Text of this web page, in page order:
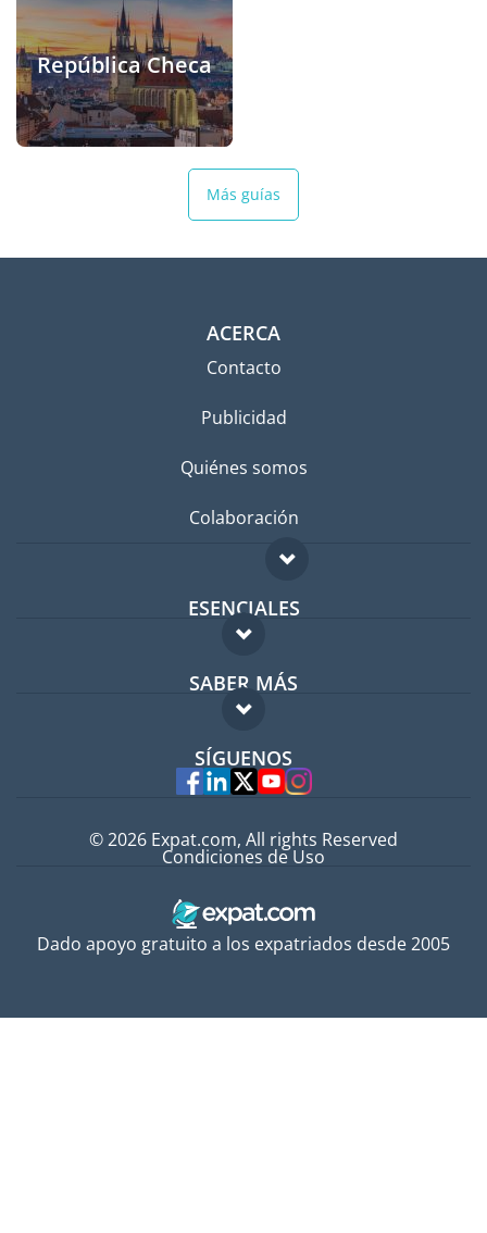
República Checa
Más guías
ACERCA
Contacto
Publicidad
Quiénes somos
Colaboración
ESENCIALES
Foro para expatriados
Guía para expatriados
Trabajos en el extranjero
SABER MÁS
FAQ
Expertos
SÍGUENOS
Dado apoyo gratuito a los expatriados desde 2005
© 2026 Expat.com, All rights Reserved
Condiciones de Uso